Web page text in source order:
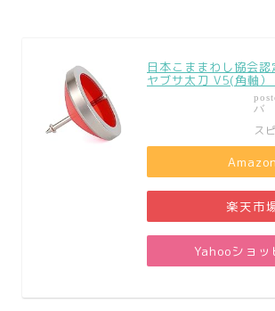
日本こままわし協会
ヤブサ太刀 V5(角軸
バ
ス
Amazon
楽天市
Yahooショ